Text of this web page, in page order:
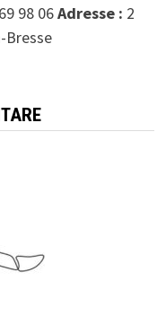
98 06Adresse : 2
Bresse